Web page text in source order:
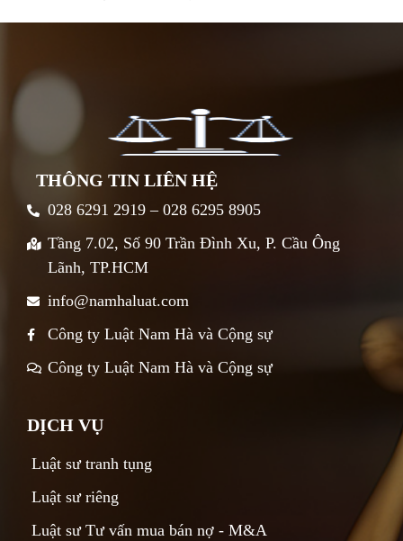
THÔNG TIN LIÊN HỆ
028 6291 2919 – 028 6295 8905
Tầng 7.02, Số 90 Trần Đình Xu, P. Cầu Ông
Lãnh, TP.HCM
info@namhaluat.com
Công ty Luật Nam Hà và Cộng sự
Công ty Luật Nam Hà và Cộng sự
DỊCH VỤ
Luật sư tranh tụng
Luật sư riêng
Luật sư Tư vấn mua bán nợ - M&A